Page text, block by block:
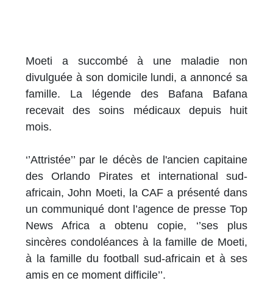
Moeti a succombé à une maladie non
divulguée à son domicile lundi, a annoncé sa
famille. La légende des Bafana Bafana
recevait des soins médicaux depuis huit
mois.
‘’Attristée’’ par le décès de l'ancien capitaine
des Orlando Pirates et international sud-
africain, John Moeti, la CAF a présenté dans
un communiqué dont l’agence de presse Top
News Africa a obtenu copie, ‘’ses plus
sincères condoléances à la famille de Moeti,
à la famille du football sud-africain et à ses
amis en ce moment difficile’’.